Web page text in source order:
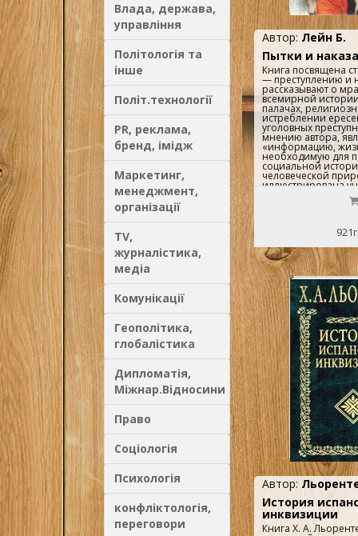
Влада, держава,
управління
Політологія та
інше
Політ.технології
PR, реклама,
бренд, імідж
Маркетинг,
менеджмент,
організації
TV,
журналістика,
медіа
Комунікації
Геополітика,
глобалістика
Дипломатія,
Міжнар.Відносини
Право
Соціологія
Психологія
конфліктологія,
переговори
Автор: Лейн Б.
Пытки и
Книга посвящена
— преступлению и
рассказывают о
всемирной
палачах,
истреблении
уголовных
мнению автора,
«информацию,
необходимую для
социальной
человеческой
иллюстрирована
рисунками и
Автор:
История
инквизиции
Книга Х. А. Льоренте `История испанской инквизиции` сразу после первой публикации в Париже (1817) была переведена на несколько языков и выдержала ряд изданий. Причина такого интереса к работе Льоренте, секретаря испанской инквизиции, заключается, несомненно, в обилии подлинного фактического материала, легшего в основу книги. Внимательно изучив архивные документы, церковные летописи и мемуары современников, автор сумел создать полную и правдивую историю святого трибунала со времени его возникновения и до начала XIX века. Эта интереснейшая историческая эпоха всегда привлекала внимание как специалистов, так и широкого круга читателей. На русском языке книга Льоренте была опубликована в 1936 году с изъятием ряда глав. В данном издании текст восстановлен полностью.В двух томах. В одной книге Пер. М.А. Алексеевой. Предисловие С.Г. Лозинского. Серия: Классики исторической мысли. М. Ладомир, АСТ 1999г. 1424с. Твердый переплет.Содержание: Х. А. Льоренте История испанской инквизиции Том IОТ АВТОРА [1]КАТАЛОГ ЕЩЕ НЕ НАПЕЧАТАННЫХ РУКОПИСЕЙ, ПОСЛУЖИВШИХ ДЛЯ СОСТАВЛЕНИЯ «КРИТИЧЕСКОЙ ИСТОРИИ ИСПАНСКОЙ ИНКВИЗИЦИИ»ОБЪЯСНЕНИЕ СЛОВ И ВЫРАЖЕНИЙ, СВОЙСТВЕННЫХ ЯЗЫКУ СВЯТОГО ТРИБУНАЛА, КОТОРЫЕ СЛЕДОВАЛО СОХРАНИТЬ В ЭТОЙ ИСТОРИИГлава I ПОРЯДОК И ПРЕЕМСТВЕННОСТЬ ИДЕЙ КАТОЛИЧЕСКОЙ ЦЕРКВИ ДО УЧРЕЖДЕНИЯ ИНКВИЗИЦИИ В ДЕЛЕ РОЗЫСКА И НАКАЗАНИЯ ЕРЕТИКОВСтатья первая ПЕРВАЯ ЭПОХА ЦЕРКВИ ДО ОБРАЩЕНИЯ ИМПЕРАТОРА КОНСТАНТИНАСтатья вторая ВТОРАЯ ЭПОХА ОТ IV ДО VIII ВЕКАСтатья третья ТРЕТЬЯ ЭПОХА — ОТ VIII ВЕКА ДО ПЕРВОСВЯЩЕННИЧЕСТВА ГРИГОРИЯ VIIСтатья четвертая ЧЕТВЕРТАЯ ЭПОХА — ОТ ГРИГОРИЯ VII ДО ИННОКЕНТИЯ IIIГлава II УЧРЕЖДЕНИЕ ВСЕОБЩЕЙ ИНКВИЗИЦИИ ПРОТИВ ЕРЕТИКОВ В XIII ВЕКЕСтатья первая НАСТРОЕНИЕ УМОВ В ПЕРВОСВЯЩЕННИЧЕСТВО ИННОКЕНТИЯ IIIСтатья вторая СОЗДАННАЯ ИННОКЕНТИЕМ III КОМИССИЯ ДЛЯ ПРЕСЛЕДОВАНИЯ И НАКАЗАНИЯ ЕРЕТИКОВ НАРБОННСКОЙ ГАЛЛИИСтатья третья НАЧАЛО ИНКВИЗИЦИИ В НАРБОННСКОЙ ГАЛЛИИСтатья четвертая УСТАНОВЛЕНИЕ ИНКВИЗИЦИИ ПРИ ПАПЕ ГОНОРИИ III В ИТАЛИИСтатья пятая ЗАКРЕПЛЕНИЕ ГРИГОРИЕМ IX УЧРЕЖДЕНИЯ ИНКВИЗИЦИИ В ФОРМЕ ТРИБУНАЛА И ДАННЫЙ ИМ ЕЙ УСТАВГлава III О ПРЕЖНЕЙ ИНКВИЗИЦИИ В ИСПАНИИСтатья первая УЧРЕЖДЕНИЕ СВЯТОГО ТРИБУНАЛА В ИСПАНИИ ПАПОЙ ГРИГОРИЕМ IXСтатья вторая УСПЕХИ ПРЕЖНЕЙ ИСПАНСКОЙ ИНКВИЗИЦИИ В ТЕЧЕНИЕ XIV ВЕКАСтатья третья СОСТОЯНИЕ ПРЕЖНЕЙ ИСПАНСКОЙ ИНКВИЗИЦИИ В ТЕЧЕНИЕ XV ВЕКАГлава IV ОБ УПРАВЛЕНИИ ПРЕЖНЕЙ ИНКВИЗИЦИИСтатья первая ПРЕСТУПЛЕНИЯ, РАССЛЕДОВАНИЕ КОИХ ОНА ПРЕДПРИНИМАЛАСтатья вторая О СПОСОБЕ ПРОИЗВОДСТВА ДЕЛ В ТРИБУНАЛАХ ПРЕЖНЕЙ ИНКВИЗИЦИИСтатья третья О СВОЙСТВЕ НАКАЗАНИЙ И ЕПИТИМИЙ, НАЛАГАВШИХСЯ ПРЕЖНЕЙ ИНКВИЗИЦИЕЙГлава V УЧРЕЖДЕНИЕ ТЕПЕРЕШНЕЙ ИНКВИЗИЦИИ В ИСПАНИИСтатья первая ПОЛОЖЕНИЕ ЕВРЕЕВ В НАЧАЛЕ ЦАРСТВОВАНИЯ ФЕРДИНАНДА V И ИЗАБЕЛЛЫСтатья вторая ПРОЕКТ УЧРЕЖДЕНИЯ ИНКВИЗИЦИИСтатья третья УЧРЕЖДЕНИЕ ИНКВИЗИЦИИСтатья четвертая ПЕРВЫЕ КАЗНИ И ИХ ПОСЛЕДСТВИЯГлава VI УСТАНОВЛЕНИЕ ДОЛЖНОСТИ ВЕЛИКОГО ГЛАВНОГО ИНКВИЗИТОРА, КОРОЛЕВСКОГО СОВЕТА ИНКВИЗИЦИИ, ПОДЧИНЕННЫХ ТРИБУНАЛОВ И ОРГАНИЧЕСКИХ ЗАКОНОВ. УЧРЕЖДЕНИЕ СВЯТОГО ТРИБУНАСтатья первая ГЛАВНЫЙ ИНКВИЗИТОР. СОВЕТ ИНКВИЗИЦИИ. ОРГАНИЧЕСКИЕ ЗАКОНЫСтатья вторая УЧРЕЖДЕНИЕ ТЕПЕРЕШНЕЙ ИНКВИЗИЦИИ В АРАГОНЕ. МЯТЕЖИ В САРАГОСЕСтатья третья УБИЙСТВО ПЕРВОГО ИНКВИЗИТОРА АРАГОНАСтатья четвертая ИСТОРИЯ БЕАТИФИКАЦИИ [537] ПЕРВОГО ИНКВИЗИТОРА АРАГОНАСтатья пятая НАКАЗАНИЕ УБИЙЦ КАК ЗАПОДОЗРЕННЫХ В ЕРЕСИСтатья шестая СОПРОТИВЛЕНИЕ ВСЕХ ПРОВИНЦИЙ АРАГОНСКОЙ КОРОНЫ УЧРЕЖДЕНИЮ ИНКВИЗИЦИИГлава VII ДОПОЛНИТЕЛЬНЫЕ АКТЫ К ПЕРВЫМ ОСНОВНЫМ ЗАКОНАМ СВЯТОГО ТРИБУНАЛА, ВЫТЕКАЮЩИЕ ИЗ НИХ ПОСЛЕДСТВИЯ И АПЕЛЛЯЦИИ В РИМ ПРОТИВ ЗЛОУПОТРЕБЛЕНИЯ ИМИСтатья первая ДОПОЛНИТЕЛЬНЫЕ АКТЫСтатья вторая МНЕНИЯ СОВРЕМЕННЫХ ПИСАТЕЛЕЙСтатья третья ОБЖАЛОВАНИЯ В РИМ. ПОВЕДЕНИЕ РИМСКОЙ КУРИИГлава VIII ИЗГНАНИЕ ЕВРЕЕВ. ПРОЦЕССЫ, ВОЗБУЖДЕННЫЕ ПРОТИВ ЕПИСКОПОВ. СТОЛКНОВЕНИЕ ЮРИСДИКЦИИ. СМЕРТЬ ТОРКВЕМАДЫ; ИСЧИСЛЕНИЕ ЕГО ЖЕРТВ. ЕГО ХАРАКТЕР, ВЛИЯНИЕ ЕГО НА ПОВЕДЕНИЕСтатья первая ИЗГНАНИЕ ЕВРЕЕВСтатья вторая ПРОЦЕССЫ, ВОЗБУЖДЕННЫЕ ПРОТИВ ЕПИСКОПОВСтатья третья СТОЛКНОВЕНИЕ ЮРИСДИКЦИИСтатья четвертая ПОДСЧЕТ ЖЕРТВ ТОРКВЕМАДЫ [594]Статья пятая ГОНЕНИЕ ТОРКВЕМАДЫ НА КНИГИСтатья шестая ЛИЧНЫЕ СВОЙСТВА ТОРКВЕМАДЫ И ИХ ПОСЛЕДСТВИЯСтатья седьмая О ЧИНОВНИКАХ СВЯТОГО ТРИБУНАЛАГлава IX СУДОПРОИЗВОДСТВО ТЕПЕРЕШНЕЙ ИНКВИЗИЦИИСтатья первая ДОНОССтатья вторая ДОЗНАНИЕСтатья третья ОЦЕНКА КВАЛИФИКАТОРАМИСтатья четвертая ТЮРЬМЫСтатья пятая ПЕРВЫЕ СУДЕБНЫЕ ЗАСЕДАНИЯСтатья шестая ОБВИНЕНИЯСтатья седьмая ПЫТКАСтатья восьмая ОБВИНИТЕЛЬНЫЙ АКТСтатья девятая ЗАЩИТАСтатья десятая ПРОВЕРКАСтатья одиннадцатая ОГЛАШЕНИЕ УЛИКСтатья двенадцатая ОКОНЧАТЕЛЬНАЯ ОЦЕНКА КВАЛИФИКАТОРАМИСтатья тринадцатая ПРИГОВОРСтатья четырнадцатая ЧТЕНИЕ И ИСПОЛНЕНИЕ СУДЕБНОГО РЕШЕНИЯСтатья пятнадцатая ИСТОРИЯ ОДНОГО ФРАНЦУЗАСтатья шестнадцатая САНБЕНИТОГлава X О ВАЖНЕЙШИХ СОБЫТИЯХ, ПРОИСШЕДШИХ ПРИ ГЛАВНЫХ ИНКВИЗИТОРАХ ДЕСЕ И СИСНЕРОСЕСтатья первая УЧРЕЖДЕНИЕ ИНКВИЗИЦИИ В СИЦИЛИИ. УСИЛИЯ ДЛЯ УЧРЕЖДЕНИЯ ЕЕ В НЕАПОЛЕСтатья вторая ИЗГНАНИЕ МАВРОВ. НОВЫЕ ГОНЕНИЯ НА ЕВРЕЕВСтатья третья ЧРЕЗВЫЧАЙНОЕ ПОКРОВИТЕЛЬСТВО, ОКАЗАННОЕ КОРОЛЕМ ИНКВИЗИТОРАМ. ПРОЦЕСС ПЕРВОГО АРХИЕПИСКОПА ГРАНАДЫ И ЗНАМЕНИТОГО УЧЕНОГО АНТОНИО ЛЕБРИХИСтатья четвертая ЖЕСТОКОСТЬ ИНКВИЗИТОРА ЛУСЕРО. СКАНДАЛЬНЫЕ ПРОЦЕССЫ В КОРДОВЕ, БЫВШИЕ ЕЕ ПОСЛЕДСТВИЕМСтатья пятая ПОВЕДЕНИЕ ВЕЛИКОГО ГЛАВНОГО ИНКВИЗИТОРА ХИМЕНЕСАДЕ СИСНЕРОСАСтатья шестая ПРОЦЕСС ОДНОЙ СВЯТОШИ И НЕКОТОРЫХ ДРУГИХ ЛИЦСтатья седьмая ПРЕДЛОЖЕНИЕ, СДЕЛАННОЕ КОРОЛЮ, ДОБИТЬСЯ ПУБЛИЧНОСТИ РАЗБИРАТЕЛЬСТВСтатья восьмая ПРОТЕСТ НАЦИОНАЛЬНОГО СОБРАНИЯ КОРТЕСОВ АРАГОНА ПРОТИВ СУДОПРОИЗВОДСТВА СВЯТОГО ТРИБУНАЛАГлава XI ПОПЫТКА РЕФОРМЫ СВЯТОГО ТРИБУНАЛА, СДЕЛАННАЯ КОРТЕСАМИ КАСТИЛИИ И АРАГОНА. О ВАЖНЕЙШИХ СОБЫТИЯХ, ПРОИСШЕДШИХ ПРИ КАРДИНАЛЕ АДРИАНЕ, ЧЕТВЕРТОМ ГЛАВНОМ ИНКВИЗИТОРЕСтатья первая ТРЕБОВАНИЕ РЕФОРМЫ КАСТИЛИЕЙСтатья вторая ТРЕБОВАНИЕ РЕФОРМЫ АРАГОНОМСтатья третья ТРЕБОВАНИЕ РЕФОРМЫ КАТАЛОНИЕЙСтатья четвертая ИНТРИГИ В РИМЕСтатья пятая ГРОМКИЕ ПРОЦЕССЫ И ПОДСЧЕТ ЖЕРТВГлава XII ПОВЕДЕНИЕ ИНКВИЗИТОРОВ В ОТНОШЕНИИ МОРИСКОВСтатья первая УКАЗ О ДОНОСАХ НА ЕРЕТИКОВ-МАГОМЕТАНСтатья вторая МОРИСКИ КОРОЛЕВСТВА ВАЛЕНСИИСтатья третья МОРИСКИ АРАГОНА И ГРАНАДЫСтатья четвертая ЗАМЕЧАТЕЛЬНЫЙ ПРОЦЕСС ОДНОГО МОРИСКАСтатья пятая МЕРЫ, ПРИНЯТЫЕ ДЛЯ ОБРАЩЕНИЯ МАВРОВ И МОРИСКОВГлава XIII О ЗАПРЕЩЕНИИ КНИГ И НЕКОТОРЫХ ДРУГИХ ПРЕДМЕТОВ ЭТОГО РОДАСтатья первая КНИГИСтатья вторая КАРТИНЫ И ДРУГИЕ ПРЕДМЕТЫГлава XIV ЧАСТНЫЕ ПРОЦЕССЫ, ВОЗБУЖДЕННЫЕ ПО ПОДОЗРЕНИЮ В ЛЮТЕРАНСТВЕ И ПО НЕКОТОРЫМ ДРУГИМ ПРЕСТУПЛЕНИЯМСтатья первая УКАЗЫ О ДОНОСАХ НА ЛЮТЕРАН, ИЛЛЮМИНАТОВ и т. дСтатья вторая ПРОЦЕССЫ,